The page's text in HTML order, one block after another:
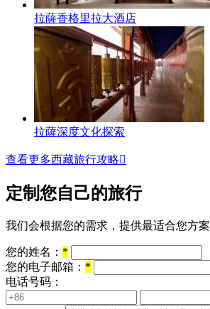
拉薩香格里拉大酒店
拉薩深度文化探索
查看更多西藏旅行攻略
定制您自己的旅行
我们会根据您的需求，提供最适合您方案
您的姓名： *
您的电子邮箱： *
电话号码：